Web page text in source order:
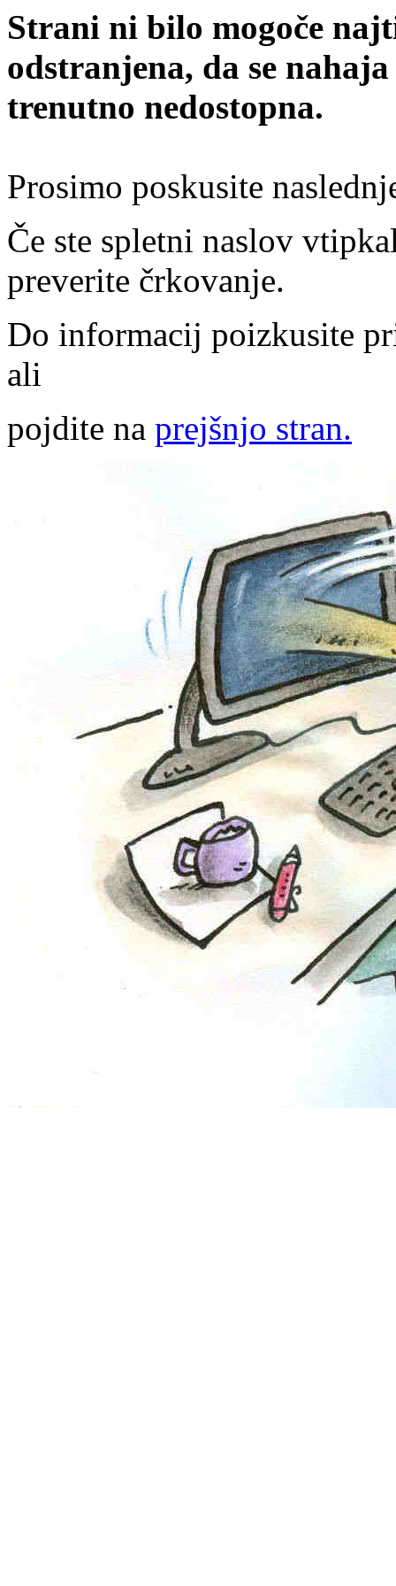
Strani ni bilo mogoče
odstranjena, da se
trenutno nedostopna.
Prosimo poskusite
Če ste spletni naslov
preverite črkovanje.
Do informacij poizkusite
ali
pojdite na prejšnjo stran.